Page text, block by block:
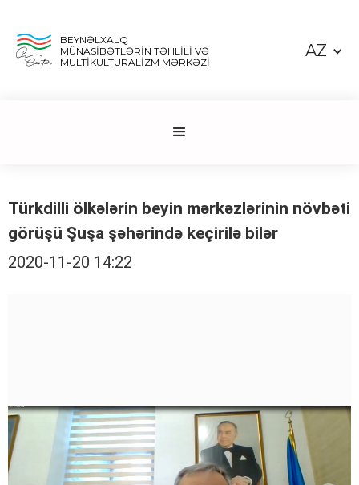
BEYNƏLXALQ
MÜNASİBƏTLƏRİN TƏHLİLİ VƏ
MULTİKULTURALİZM MƏRKƏZİ
AZ
Türkdilli ölkələrin beyin mərkəzlərinin növbəti
görüşü Şuşa şəhərində keçirilə bilər
2020-11-20 14:22